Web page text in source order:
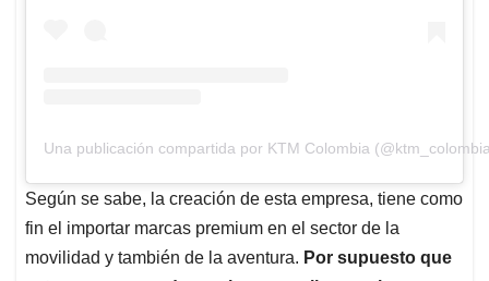
Una publicación compartida por KTM Colombia
Según se sabe, la creación de esta empresa, tiene como
fin el importar marcas premium en el sector de la
movilidad y también de la aventura. Por supuesto que